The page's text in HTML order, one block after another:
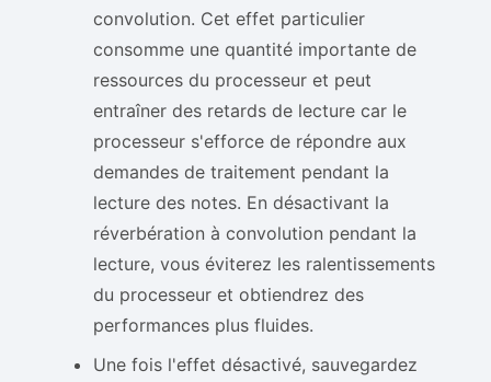
convolution. Cet effet particulier
consomme une quantité importante de
ressources du processeur et peut
entraîner des retards de lecture car le
processeur s'efforce de répondre aux
demandes de traitement pendant la
lecture des notes. En désactivant la
réverbération à convolution pendant la
lecture, vous éviterez les ralentissements
du processeur et obtiendrez des
performances plus fluides.
Une fois l'effet désactivé, sauvegardez